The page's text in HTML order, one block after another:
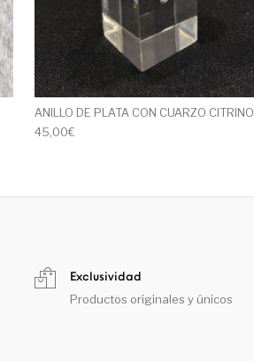
ANILLO DE PLATA CON CUARZO CITRINO
45,00€
Exclusividad
Productos originales y únicos